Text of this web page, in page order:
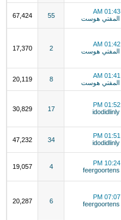
01:43 AM
المفتي هوست 55
67,424
01:42 AM
المفتي هوست 2
17,370
01:41 AM
المفتي هوست 8
20,119
01:52 PM
idodidlinly
17
30,829
01:51 PM
idodidlinly
34
47,232
10:24 PM
feergoortens
4
19,057
07:07 PM
feergoortens
6
20,287